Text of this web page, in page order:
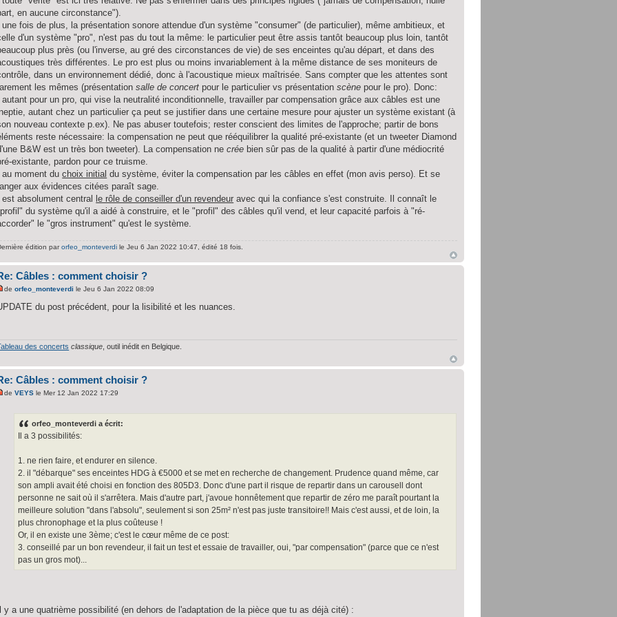
en aucune circonstance").
une fois de plus, la présentation sonore attendue d'un système "consumer" (de particulier), même ambitieux, et
d'un système "pro", n'est pas du tout la même: le particulier peut être assis tantôt beaucoup plus loin, tantôt
plus près (ou l'inverse, au gré des circonstances de vie) de ses enceintes qu'au départ, et dans des
très différentes. Le pro est plus ou moins invariablement à la même distance de ses moniteurs de
dans un environnement dédié, donc à l'acoustique mieux maîtrisée. Sans compter que les attentes sont
les mêmes (présentationsalle de concert pour le particulier vs présentationscène pour le pro). Donc:
autant pour un pro, qui vise la neutralité inconditionnelle, travailler par compensation grâce aux câbles est une
autant chez un particulier ça peut se justifier dans une certaine mesure pour ajuster un système existant (à
nouveau contexte p.ex). Ne pas abuser toutefois; rester conscient des limites de l'approche; partir de bons
reste nécessaire: la compensation ne peut que rééquilibrer la qualité pré-existante (et un tweeter Diamond
B&W est un très bon tweeter). La compensation necrée bien sûr pas de la qualité à partir d'une médiocrité
existante, pardon pour ce truisme.
au moment duchoix initial du système, éviter la compensation par les câbles en effet (mon avis perso). Et se
aux évidences citées paraît sage.
est absolument central le rôle de conseiller d'un revendeur avec qui la confiance s'est construite. Il connaît le
du système qu'il a aidé à construire, et le "profil" des câbles qu'il vend, et leur capacité parfois à "ré-
le "gros instrument" qu'est le système.
édition parorfeo_monteverdi le Jeu 6 Jan 2022 10:47, édité 18 fois.
Câbles : comment choisir ?
deorfeo_monteverdi le Jeu 6 Jan 2022 08:09
du post précédent, pour la lisibilité et les nuances.
des concerts classique , outil inédit en Belgique.
Câbles : comment choisir ?
deVEYS le Mer 12 Jan 2022 17:29
orfeo_monteverdi a écrit:
Il a 3 possibilités:
1. ne rien faire, et endurer en silence.
2. il "débarque" ses enceintes HDG à €5000 et se met en recherche de changement. Prudence quand même, car
son ampli avait été choisi en fonction des 805D3. Donc d'une part il risque de repartir dans un carousell dont
personne ne sait où il s'arrêtera. Mais d'autre part, j'avoue honnêtement que repartir de zéro me paraît pourtant la
meilleure solution "dans l'absolu", seulement si son 25m² n'est pas juste transitoire!! Mais c'est aussi, et de loin, la
plus chronophage et la plus coûteuse !
Or, il en existe une 3ème; c'est le cœur même de ce post:
3. conseillé par un bon revendeur, il fait un test et essaie de travailler, oui, "par compensation" (parce que ce n'est
pas un gros mot)...
y a une quatrième possibilité (en dehors de l'adaptation de la pièce que tu as déjà cité) :